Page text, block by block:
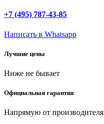
A/Senco
AT)
мм,
шт,
для
Профессионал
06)
quantity
+7 (495) 787-43-85
Написать в Whatsapp
Лучшие цены
Ниже не бывает
Официальная гарантия
Напрямую от производителя